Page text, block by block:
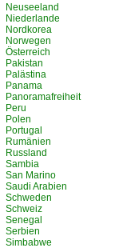
Neuseeland
Niederlande
Nordkorea
Norwegen
Österreich
Pakistan
Palästina
Panama
Panoramafreiheit
Peru
Polen
Portugal
Rumänien
Russland
Sambia
San Marino
Saudi Arabien
Schweden
Schweiz
Senegal
Serbien
Simbabwe